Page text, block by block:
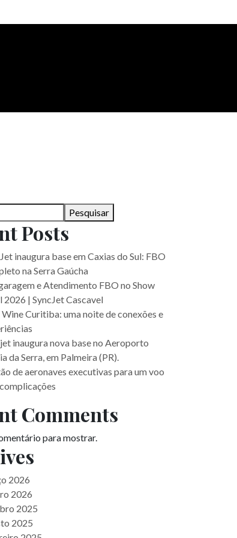
Pesquisar
Posts
inaugura base em Caxias do Sul: FBO
na Serra Gaúcha
e Atendimento FBO no Show
2026 | SyncJet Cascavel
Wine Curitiba: uma noite de conexões e
inaugura nova base no Aeroporto
da Serra, em Palmeira (PR).
de aeronaves executivas para um voo
Comments
para mostrar.
2026
2026
2025
2025